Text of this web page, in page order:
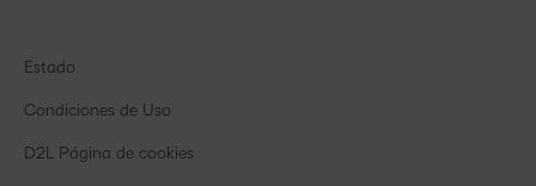
Organizaciones de capacitación
Comunidad
Estado
Condiciones de Uso
D2L Página de cookies